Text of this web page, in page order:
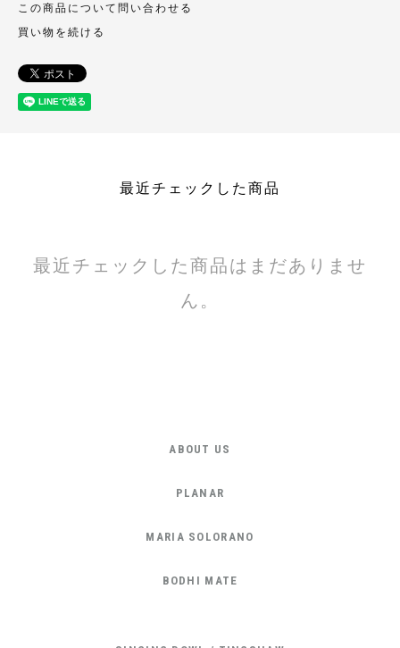
この商品について問い合わせる
買い物を続ける
最近チェックした商品
最近チェックした商品はまだありませ
ん。
ABOUT US
PLANAR
MARIA SOLORANO
BODHI MATE